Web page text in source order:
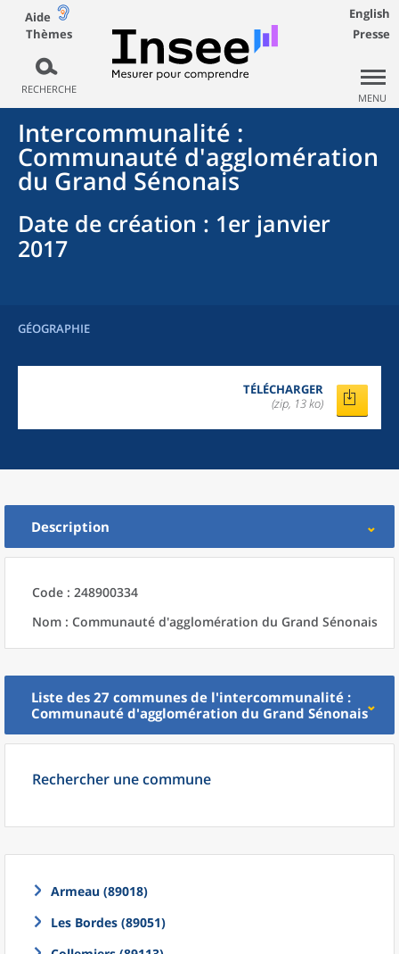
Aide
Thèmes
RECHERCHE
English
Presse
MENU
Intercommunalité :
Communauté d'agglomération
du Grand Sénonais
Date de création : 1er janvier
2017
GÉOGRAPHIE
TÉLÉCHARGER
(zip, 13 ko)
Description
Code : 248900334
Nom : Communauté d'agglomération du Grand Sénonais
Liste des 27 communes de l'intercommunalité :
Communauté d'agglomération du Grand Sénonais
Rechercher une commune
Armeau (89018)
Les Bordes (89051)